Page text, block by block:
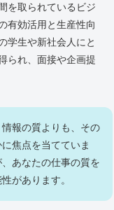
を取られているビジ
有効活用と生産性向
学生や新社会人にと
られ、面接や企画提
報の質よりも、その
焦点を当てていま
あなたの仕事の質を
があります。